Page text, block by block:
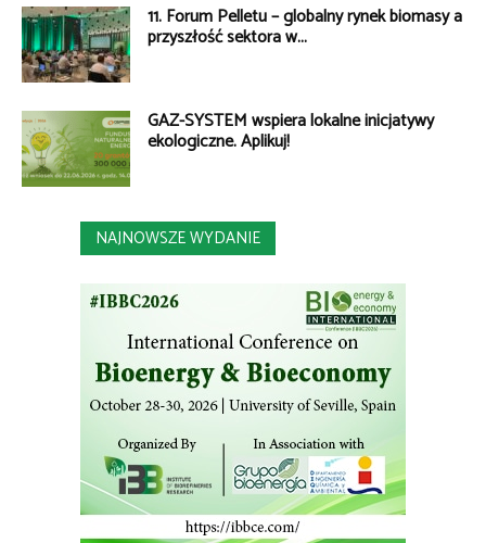
11. Forum Pelletu – globalny rynek biomasy a
przyszłość sektora w...
GAZ-SYSTEM wspiera lokalne inicjatywy
ekologiczne. Aplikuj!
NAJNOWSZE WYDANIE